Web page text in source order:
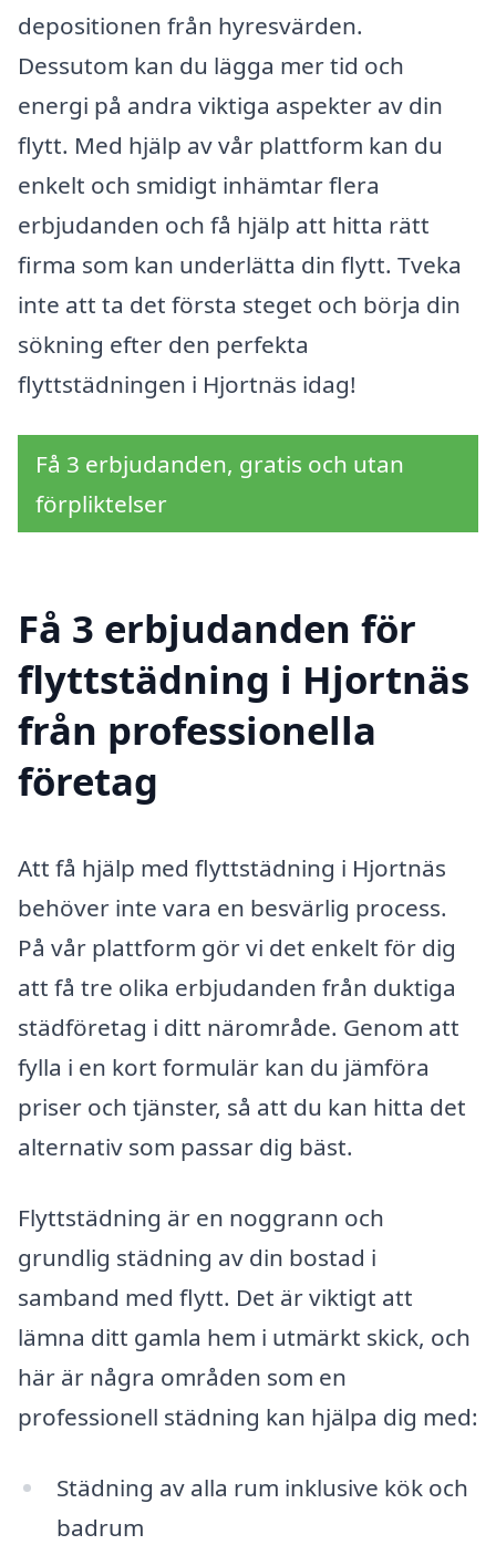
depositionen från hyresvärden.
Dessutom kan du lägga mer tid och
energi på andra viktiga aspekter av din
flytt. Med hjälp av vår plattform kan du
enkelt och smidigt inhämtar flera
erbjudanden och få hjälp att hitta rätt
firma som kan underlätta din flytt. Tveka
inte att ta det första steget och börja din
sökning efter den perfekta
flyttstädningen i Hjortnäs idag!
Få 3 erbjudanden, gratis och utan
förpliktelser
Få 3 erbjudanden för
flyttstädning i Hjortnäs
från professionella
företag
Att få hjälp med flyttstädning i Hjortnäs
behöver inte vara en besvärlig process.
På vår plattform gör vi det enkelt för dig
att få tre olika erbjudanden från duktiga
städföretag i ditt närområde. Genom att
fylla i en kort formulär kan du jämföra
priser och tjänster, så att du kan hitta det
alternativ som passar dig bäst.
Flyttstädning är en noggrann och
grundlig städning av din bostad i
samband med flytt. Det är viktigt att
lämna ditt gamla hem i utmärkt skick, och
här är några områden som en
professionell städning kan hjälpa dig med:
Städning av alla rum inklusive kök och
badrum